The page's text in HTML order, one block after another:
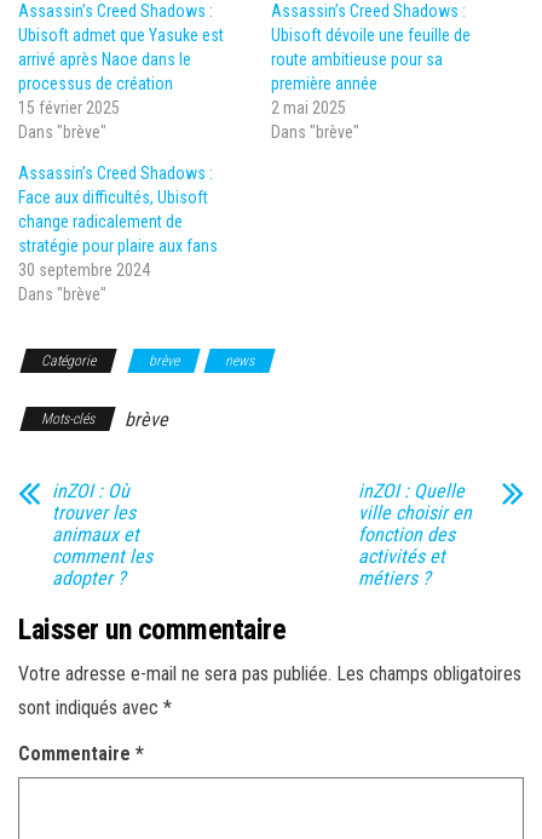
Assassin’s Creed Shadows :
Ubisoft admet que Yasuke est
arrivé après Naoe dans le
processus de création
15 février 2025
Dans "brève"
Assassin’s Creed Shadows :
Ubisoft dévoile une feuille de
route ambitieuse pour sa
première année
2 mai 2025
Dans "brève"
Assassin’s Creed Shadows :
Face aux difficultés, Ubisoft
change radicalement de
stratégie pour plaire aux fans
30 septembre 2024
Dans "brève"
Catégorie brève news
Mots-clés brève
inZOI : Où
trouver les
animaux et
comment les
adopter ?
inZOI : Quelle
ville choisir en
fonction des
activités et
métiers ?
Laisser un commentaire
Votre adresse e-mail ne sera pas publiée. Les champs obligatoires
sont indiqués avec *
Commentaire *